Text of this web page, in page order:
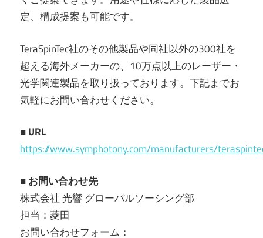
定、構成提案も可能です。
TeraSpinTec社のその他製品や同社以外の300社を
超える海外メーカーの、10万点以上のレーザー・
光学関連製品を取り扱っております。下記までお
気軽にお問い合わせください。
■ URL
https://www.symphotony.com/manufacturers/
■ お問い合わせ先
株式会社 光響 グローバルソーシング部
担当：菱田
お問い合わせフォーム：